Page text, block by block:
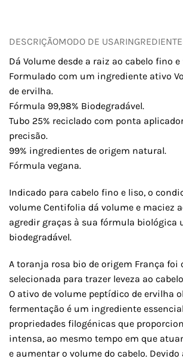
DESCRIÇÃOMODO DE USAR
Dá Volume desde a raiz ao cabelo fino
Formulado com um ingrediente ativo
de ervilha.
Fórmula 99,98% Biodegradável.
Tubo 25% reciclado com ponta
precisão.
99% ingredientes de origem natural.
Fórmula vegana.
Indicado para cabelo fino e liso, o
volume Centifolia dá volume e maciez
agredir graças à sua fórmula biológica
biodegradável.
A toranja rosa bio de origem França foi
selecionada para trazer leveza ao
O ativo de volume peptídico de ervilha
fermentação é um ingrediente
propriedades filogénicas que
intensa, ao mesmo tempo em que
e aumentar o volume do cabelo. Devido